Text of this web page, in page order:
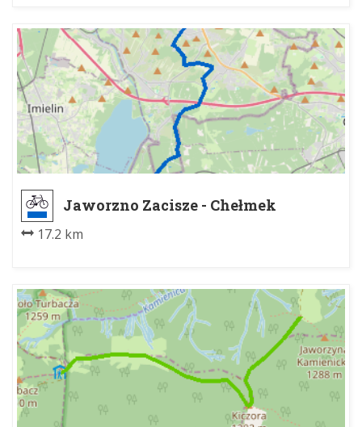
Jaworzno Zacisze - Chełmek
17.2 km